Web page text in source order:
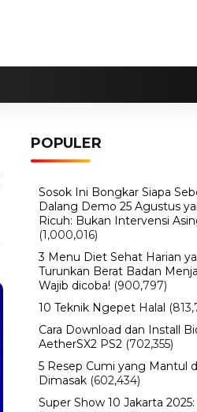
POPULER
Sosok Ini Bongkar Siapa
Dalang Demo 25 Agustus
Ricuh: Bukan Intervensi
(1,000,016)
3 Menu Diet Sehat Harian
Turunkan Berat Badan
Wajib dicoba! (900,797)
10 Teknik Ngepet Halal
Cara Download dan Install
AetherSX2 PS2 (702,355)
5 Resep Cumi yang Mantul
Dimasak (602,434)
Super Show 10 Jakarta